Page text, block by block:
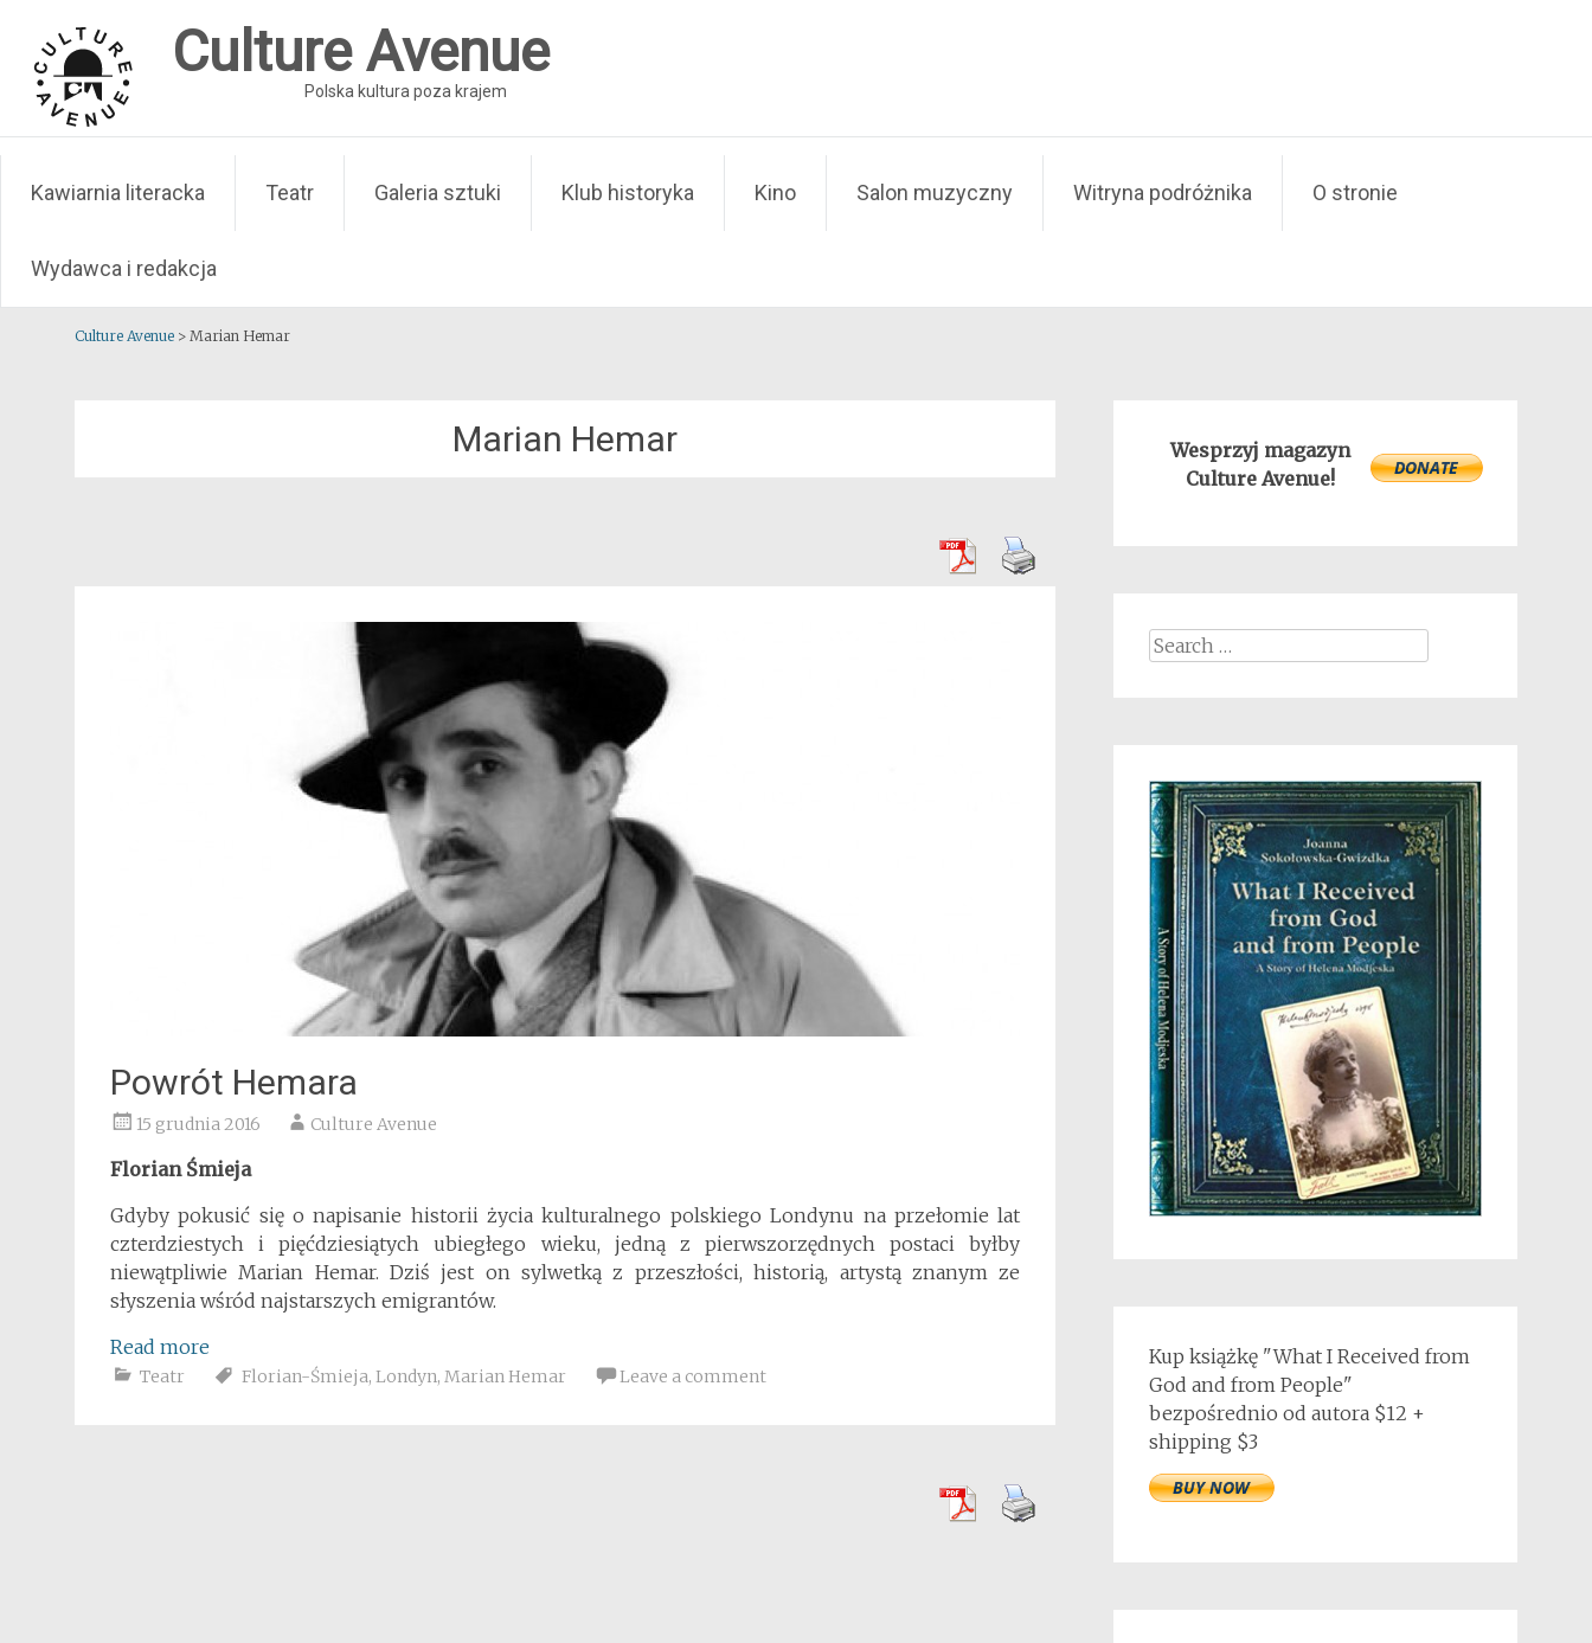
content
Culture Avenue
Polska kultura poza krajem
Kawiarnia literacka Teatr Galeria sztuki Klub historyka Kino Salon muzyczny Witryna podróżnika O stronie
Wydawca i redakcja
Culture Avenue > Marian Hemar
Marian Hemar
Powrót Hemara
15 grudnia 2016 Culture Avenue
Florian Śmieja
Gdyby pokusić się o napisanie historii życia kulturalnego polskiego Londynu na przełomie lat
czterdziestych i pięćdziesiątych ubiegłego wieku, jedną z pierwszorzędnych postaci byłby
niewątpliwie Marian Hemar. Dziś jest on sylwetką z przeszłości, historią, artystą znanym ze
słyszenia wśród najstarszych emigrantów.
Read more
Teatr Florian-Śmieja, Londyn, Marian Hemar Leave a comment
Wesprzyj magazyn
Culture Avenue!
Search
Kup książkę "What I Received from
God and from People"
bezpośrednio od autora $12 +
shipping $3